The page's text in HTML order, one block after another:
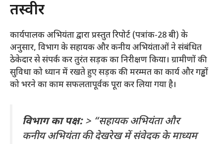
तस्वीर
​कार्यपालक अभियंता द्वारा प्रस्तुत रिपोर्ट (पत्रांक-28 बी) के
अनुसार, विभाग के सहायक और कनीय अभियंताओं ने संबंधित
ठेकेदार से संपर्क कर तुरंत सड़क का निरीक्षण किया। ग्रामीणों की
सुविधा को ध्यान में रखते हुए सड़क की मरम्मत का कार्य और गड्ढों
को भरने का काम सफलतापूर्वक पूरा कर लिया गया है।
विभाग का पक्ष:> “सहायक अभियंता और
कनीय अभियंता की देखरेख में संवेदक के माध्यम